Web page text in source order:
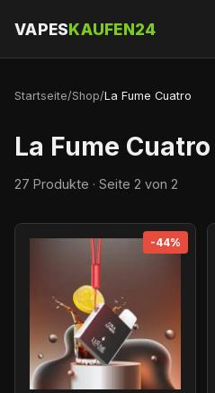
VAPESKAUFEN24
Startseite/Shop/La Fume Cuatro
La Fume Cuatro
27 Produkte · Seite 2 von 2
-44%